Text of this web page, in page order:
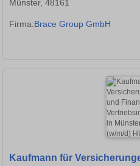
Münster, 48161
Firma:Brace Group GmbH
Kaufmann für